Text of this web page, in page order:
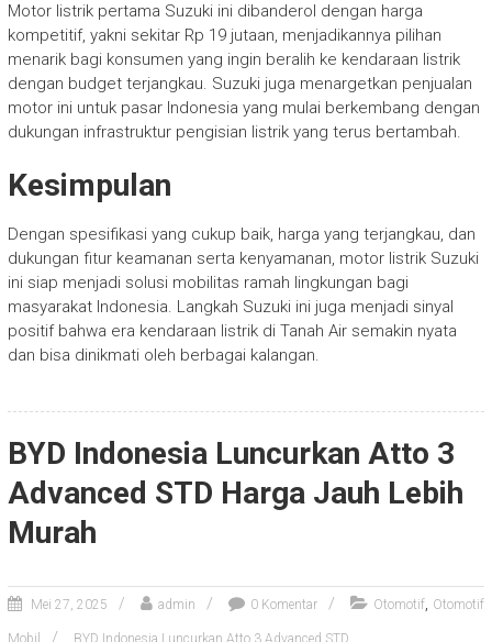
Motor listrik pertama Suzuki ini dibanderol dengan harga
kompetitif, yakni sekitar Rp 19 jutaan, menjadikannya pilihan
menarik bagi konsumen yang ingin beralih ke kendaraan listrik
dengan budget terjangkau. Suzuki juga menargetkan penjualan
motor ini untuk pasar Indonesia yang mulai berkembang dengan
dukungan infrastruktur pengisian listrik yang terus bertambah.
Kesimpulan
Dengan spesifikasi yang cukup baik, harga yang terjangkau, dan
dukungan fitur keamanan serta kenyamanan, motor listrik Suzuki
ini siap menjadi solusi mobilitas ramah lingkungan bagi
masyarakat Indonesia. Langkah Suzuki ini juga menjadi sinyal
positif bahwa era kendaraan listrik di Tanah Air semakin nyata
dan bisa dinikmati oleh berbagai kalangan.
BYD Indonesia Luncurkan Atto 3
Advanced STD Harga Jauh Lebih
Murah
Mei 27, 2025 admin 0 Komentar Otomotif, Otomotif